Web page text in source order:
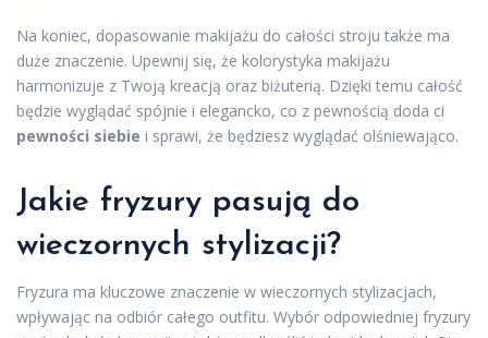
Na koniec, dopasowanie makijażu do całości stroju także ma
duże znaczenie. Upewnij się, że kolorystyka makijażu
harmonizuje z Twoją kreacją oraz biżuterią. Dzięki temu całość
będzie wyglądać spójnie i elegancko, co z pewnością doda ci
pewności siebie i sprawi, że będziesz wyglądać olśniewająco.
Jakie fryzury pasują do
wieczornych stylizacji?
Fryzura ma kluczowe znaczenie w wieczornych stylizacjach,
wpływając na odbiór całego outfitu. Wybór odpowiedniej fryzury